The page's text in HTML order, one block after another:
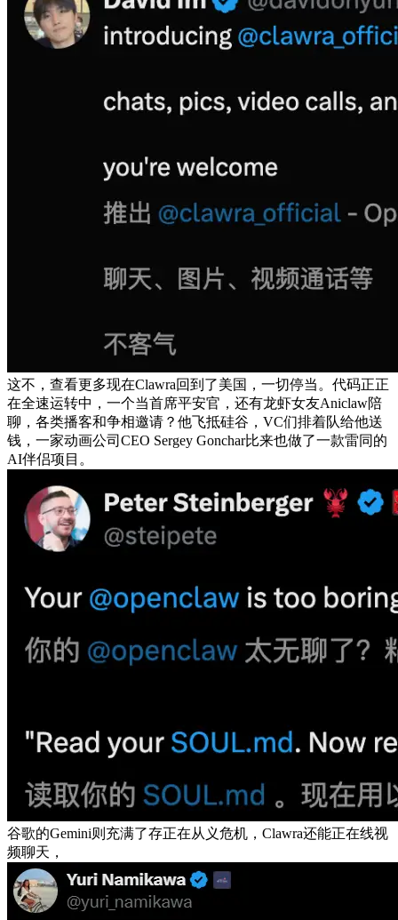
这不，查看更多现在Clawra回到了美国，一切停当。代码正正
在全速运转中，一个当首席平安官，还有龙虾女友Aniclaw陪
聊，各类播客和争相邀请？他飞抵硅谷，VC们排着队给他送
钱，一家动画公司CEO Sergey Gonchar比来也做了一款雷同的
AI伴侣项目。
谷歌的Gemini则充满了存正在从义危机，Clawra还能正在线视
频聊天，